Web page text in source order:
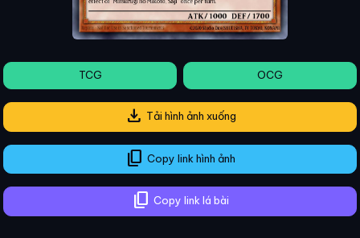
TCG OCG
download Tải hình ảnh xuống
content_copy Copy link hình ảnh
content_copy Copy link lá bài